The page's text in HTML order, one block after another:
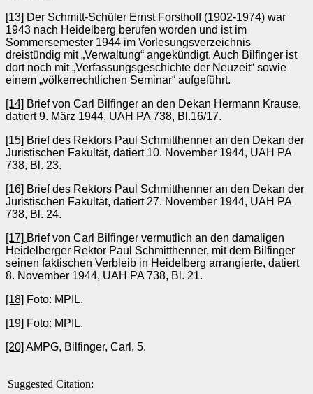
[13] Der Schmitt-Schüler Ernst Forsthoff (1902-1974) war
1943 nach Heidelberg berufen worden und ist im
Sommersemester 1944 im Vorlesungsverzeichnis
dreistündig mit „Verwaltung“ angekündigt. Auch Bilfinger ist
dort noch mit „Verfassungsgeschichte der Neuzeit“ sowie
einem „völkerrechtlichen Seminar“ aufgeführt.
[14] Brief von Carl Bilfinger an den Dekan Hermann Krause,
datiert 9. März 1944, UAH PA 738, Bl.16/17.
[15] Brief des Rektors Paul Schmitthenner an den Dekan der
Juristischen Fakultät, datiert 10. November 1944, UAH PA
738, Bl. 23.
[16] Brief des Rektors Paul Schmitthenner an den Dekan der
Juristischen Fakultät, datiert 27. November 1944, UAH PA
738, Bl. 24.
[17] Brief von Carl Bilfinger vermutlich an den damaligen
Heidelberger Rektor Paul Schmitthenner, mit dem Bilfinger
seinen faktischen Verbleib in Heidelberg arrangierte, datiert
8. November 1944, UAH PA 738, Bl. 21.
[18] Foto: MPIL.
[19] Foto: MPIL.
[20] AMPG, Bilfinger, Carl, 5.
Suggested Citation: